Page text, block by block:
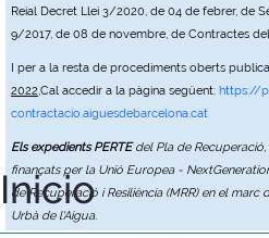
Reial Decret Llei 3/2020, de 04 de febrer, de
9/2017, de 08 de novembre, de Contractes
I per a la resta de procediments oberts
2022,Cal accedir a la pàgina següent: https://
contractacio.aiguesdebarcelona.cat
Els expedients PERTEdel Pla de Recuperació,
finançats per la Unió Europea -
de Recuperació i Resiliència (MRR) en el
Urbà de l'Aigua.
Inicio